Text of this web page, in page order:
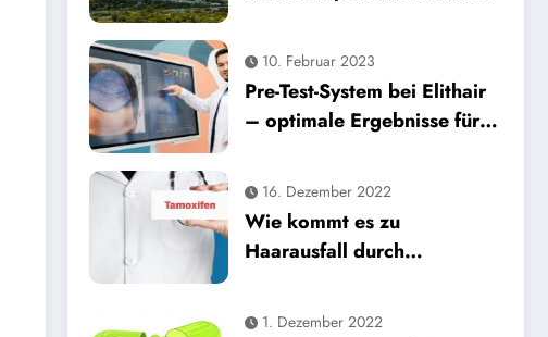
10. Februar 2023
Pre-Test-System bei Elithair
– optimale Ergebnisse für
16. Dezember 2022
Wie kommt es zu
Haarausfall durch
1. Dezember 2022